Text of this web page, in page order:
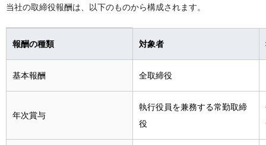
当社の取締役報酬は、以下のものから構成されます。
報酬の種類 対象者
基本報酬 全取締役
年次賞与
執行役員を兼務する常勤取締
役